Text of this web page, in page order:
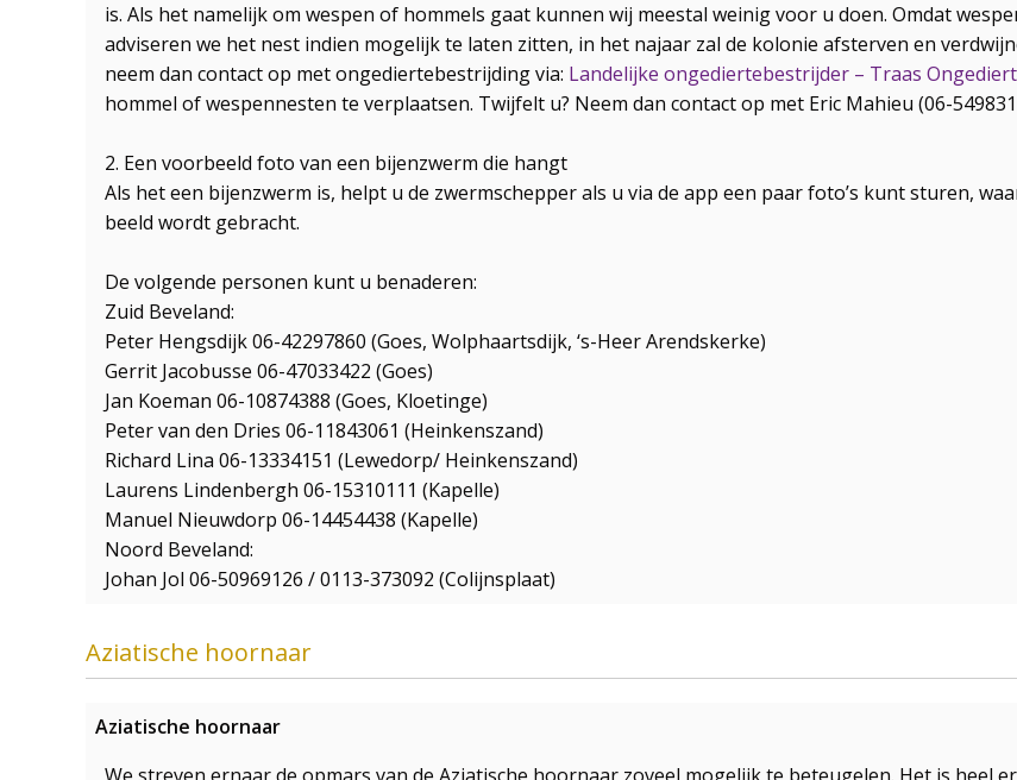
is. Als het namelijk om wespen of hommels gaat kunnen wij meestal weinig voor u doen. Omdat
adviseren we het nest indien mogelijk te laten zitten, in het najaar zal de kolonie afsterven en
neem dan contact op met ongediertebestrijding via: Landelijke ongediertebestrijder – Traas
hommel of wespennesten te verplaatsen. Twijfelt u? Neem dan contact op met Eric Mahieu (06-
2. Een voorbeeld foto van een bijenzwerm die hangt
Als het een bijenzwerm is, helpt u de zwermschepper als u via de app een paar foto’s kunt sturen,
beeld wordt gebracht.
De volgende personen kunt u benaderen:
Zuid Beveland:
Peter Hengsdijk 06-42297860 (Goes, Wolphaartsdijk, ‘s-Heer Arendskerke)
Gerrit Jacobusse 06-47033422 (Goes)
Jan Koeman 06-10874388 (Goes, Kloetinge)
Peter van den Dries 06-11843061 (Heinkenszand)
Richard Lina 06-13334151 (Lewedorp/ Heinkenszand)
Laurens Lindenbergh 06-15310111 (Kapelle)
Manuel Nieuwdorp 06-14454438 (Kapelle)
Noord Beveland:
Johan Jol 06-50969126 / 0113-373092 (Colijnsplaat)
Aziatische hoornaar
Aziatische hoornaar